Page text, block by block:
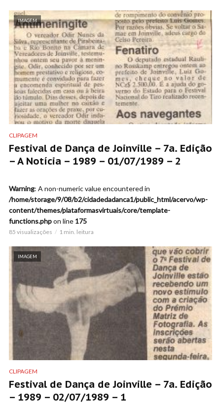
IMAGEM
CLIPAGEM
Festival de Dança de Joinville – 7a. Edição
– A Notícia – 1989 – 01/07/1989 – 2
Warning: A non-numeric value encountered in
/home/storage/9/08/b2/cidadedadanca1/public_html/acervo/wp-
content/themes/plataformasvirtuais/core/template-
functions.phpon line 175
85 visualizações 1 min. leitura
IMAGEM
CLIPAGEM
Festival de Dança de Joinville – 7a. Edição
– 1989 – 02/07/1989 – 1